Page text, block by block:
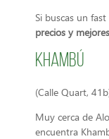
Si buscas un
precios y
Khambú
(Calle Quart,
Muy cerca de
encuentra